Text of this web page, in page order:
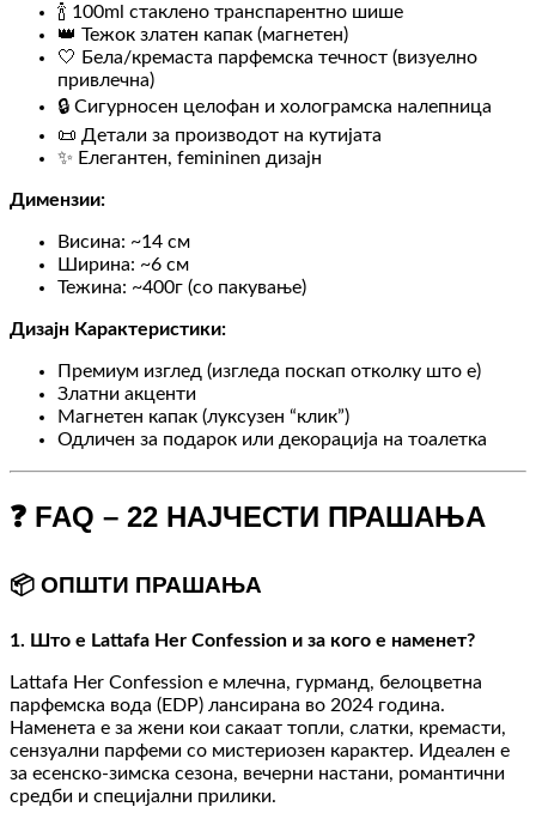
🍾 100ml стаклено транспарентно шише
👑 Тежок златен капак (магнетен)
🤍 Бела/кремаста парфемска течност (визуелно
привлечна)
🔒 Сигурносен целофан и холограмска налепница
📜 Детали за производот на кутијата
✨ Елегантен, femininen дизајн
Димензии:
Висина: ~14 см
Ширина: ~6 см
Тежина: ~400г (со пакување)
Дизајн Карактеристики:
Премиум изглед (изгледа поскап отколку што е)
Златни акценти
Магнетен капак (луксузен “клик”)
Одличен за подарок или декорација на тоалетка
❓ FAQ – 22 НАЈЧЕСТИ ПРАШАЊА
📦 ОПШТИ ПРАШАЊА
1. Што е Lattafa Her Confession и за кого е наменет?
Lattafa Her Confession е млечна, гурманд, белоцветна
парфемска вода (EDP) лансирана во 2024 година.
Наменета е за жени кои сакаат топли, слатки, кремасти,
сензуални парфеми со мистериозен карактер. Идеален е
за есенско-зимска сезона, вечерни настани, романтични
средби и специјални прилики.